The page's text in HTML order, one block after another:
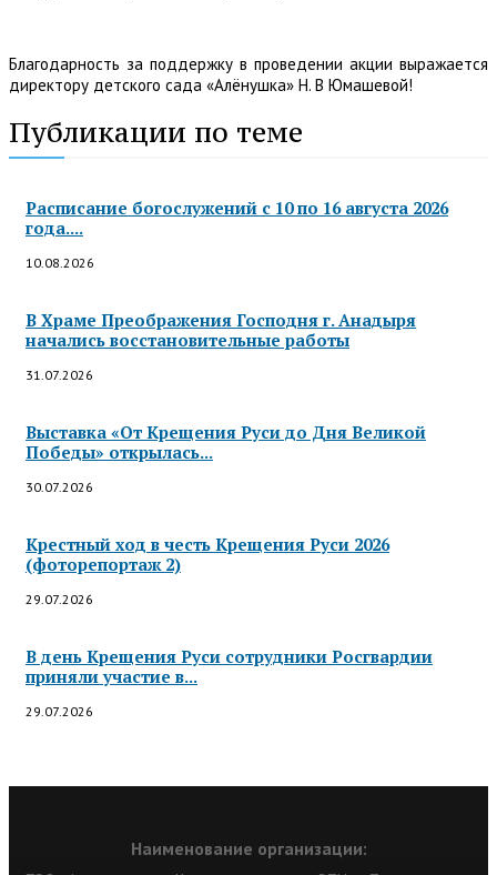
Благодарность за поддержку в проведении акции выражается
директору детского сада «Алёнушка» Н. В Юмашевой!
Публикации по теме
Расписание богослужений с 10 по 16 августа 2026
года....
10.08.2026
В Храме Преображения Господня г. Анадыря
начались восстановительные работы
31.07.2026
Выставка «От Крещения Руси до Дня Великой
Победы» открылась...
30.07.2026
Крестный ход в честь Крещения Руси 2026
(фоторепортаж 2)
29.07.2026
В день Крещения Руси сотрудники Росгвардии
приняли участие в...
29.07.2026
Наименование организации: